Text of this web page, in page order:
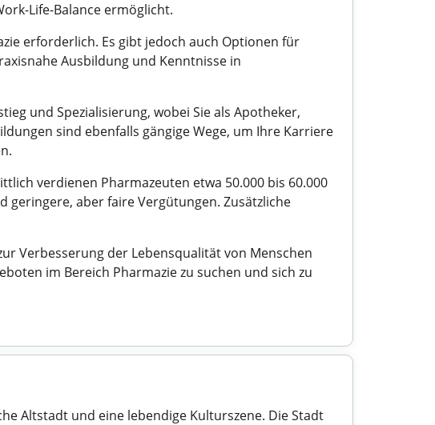
Life-Balance ermöglicht.
erforderlich. Es gibt jedoch auch Optionen für
Ausbildung und Kenntnisse in
und Spezialisierung, wobei Sie als Apotheker,
sind ebenfalls gängige Wege, um Ihre Karriere
verdienen Pharmazeuten etwa 50.000 bis 60.000
aber faire Vergütungen. Zusätzliche
Verbesserung der Lebensqualität von Menschen
im Bereich Pharmazie zu suchen und sich zu
Altstadt und eine lebendige Kulturszene. Die Stadt